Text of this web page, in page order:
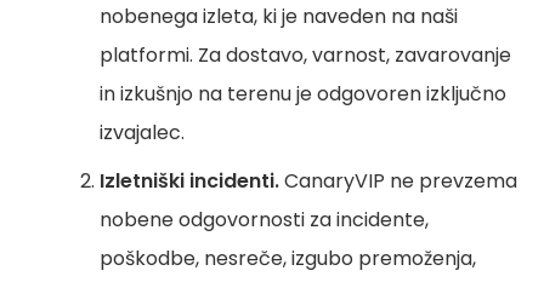
nobenega izleta, ki je naveden na naši
platformi. Za dostavo, varnost, zavarovanje
in izkušnjo na terenu je odgovoren izključno
izvajalec.
Izletniški incidenti.CanaryVIP ne prevzema
nobene odgovornosti za incidente,
poškodbe, nesreče, izgubo premoženja,